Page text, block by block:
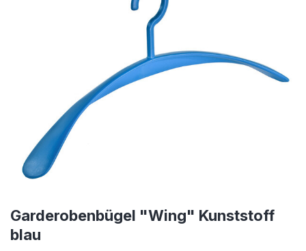
Garderobenbügel "Wing" Kunststoff
blau